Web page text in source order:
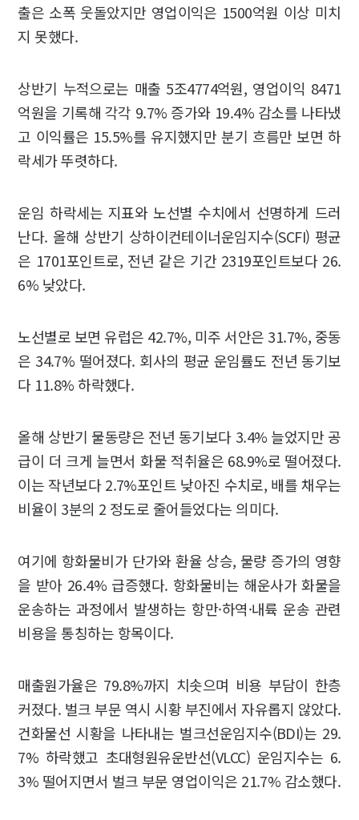
출은 소폭 웃돌았지만 영업이익은 1500억원 이상 미치
지 못했다.
상반기 누적으로는 매출 5조4774억원, 영업이익 8471
억원을 기록해 각각 9.7% 증가와 19.4% 감소를 나타냈
고 이익률은 15.5%를 유지했지만 분기 흐름만 보면 하
락세가 뚜렷하다.
운임 하락세는 지표와 노선별 수치에서 선명하게 드러
난다. 올해 상반기 상하이컨테이너운임지수(SCFI) 평균
은 1701포인트로, 전년 같은 기간 2319포인트보다 26.
6% 낮았다.
노선별로 보면 유럽은 42.7%, 미주 서안은 31.7%, 중동
은 34.7% 떨어졌다. 회사의 평균 운임률도 전년 동기보
다 11.8% 하락했다.
올해 상반기 물동량은 전년 동기보다 3.4% 늘었지만 공
급이 더 크게 늘면서 화물 적취율은 68.9%로 떨어졌다.
이는 작년보다 2.7%포인트 낮아진 수치로, 배를 채우는
비율이 3분의 2 정도로 줄어들었다는 의미다.
여기에 항화물비가 단가와 환율 상승, 물량 증가의 영향
을 받아 26.4% 급증했다. 항화물비는 해운사가 화물을
운송하는 과정에서 발생하는 항만·하역·내륙 운송 관련
비용을 통칭하는 항목이다.
매출원가율은 79.8%까지 치솟으며 비용 부담이 한층
커졌다. 벌크 부문 역시 시황 부진에서 자유롭지 않았다.
건화물선 시황을 나타내는 벌크선운임지수(BDI)는 29.
7% 하락했고 초대형원유운반선(VLCC) 운임지수는 6.
3% 떨어지면서 벌크 부문 영업이익은 21.7% 감소했다.